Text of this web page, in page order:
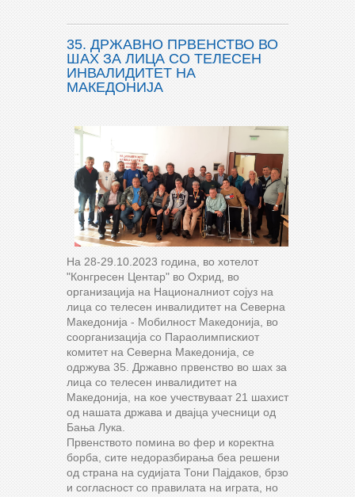
35. ДРЖАВНО ПРВЕНСТВО ВО
ШАХ ЗА ЛИЦА СО ТЕЛЕСЕН
ИНВАЛИДИТЕТ НА
МАКЕДОНИЈА
На 28-29.10.2023 година, во хотелот
"Конгресен Центар" во Охрид, во
организација на Националниот сојуз на
лица со телесен инвалидитет на Северна
Македонија - Мобилност Македонија, во
соорганизација со Параолимпискиот
комитет на Северна Македонија, се
одржува 35. Државно првенство во шах за
лица со телесен инвалидитет на
Македонија, на кое учествуваат 21 шахист
од нашата држава и двајца учесници од
Бања Лука.
Првенството помина во фер и коректна
борба, сите недоразбирања беа решени
од страна на судијата Тони Пајдаков, брзо
и согласност со правилата на играта, но